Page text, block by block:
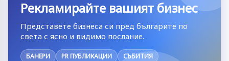
Рекламирайте вашият бизнес
Представете бизнеса си пред българите по
света с ясно и видимо послание.
БАНЕРИ PR ПУБЛИКАЦИИ СЪБИТИЯ